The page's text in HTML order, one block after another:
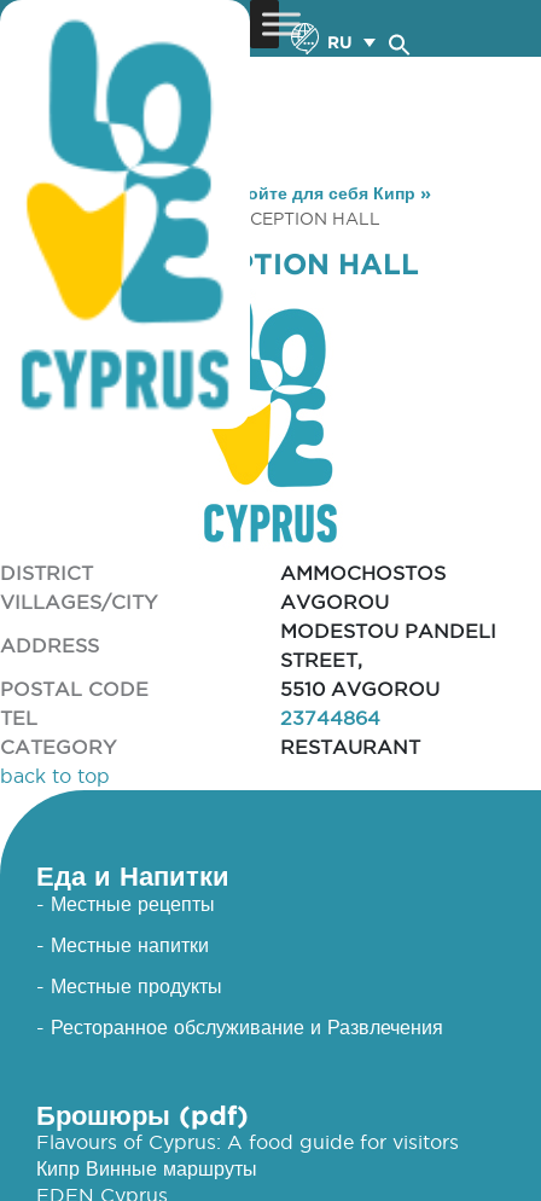
RU
You are here: Home »Откройте для себя Кипр »
Gastronomy
» ZI. DI. PA. RECEPTION HALL
ZI. DI. PA. RECEPTION HALL
DISTRICT
AMMOCHOSTOS
VILLAGES/CITY
AVGOROU
ADDRESS
MODESTOU PANDELI
STREET,
POSTAL CODE
5510 AVGOROU
TEL
23744864
CATEGORY
RESTAURANT
back to top
Еда и Напитки
- Местные рецепты
- Местные напитки
- Местные продукты
- Ресторанное обслуживание и Развлечения
Брошюры (pdf)
Flavours of Cyprus: A food guide for visitors
Кипр Винные маршруты
EDEN Cyprus